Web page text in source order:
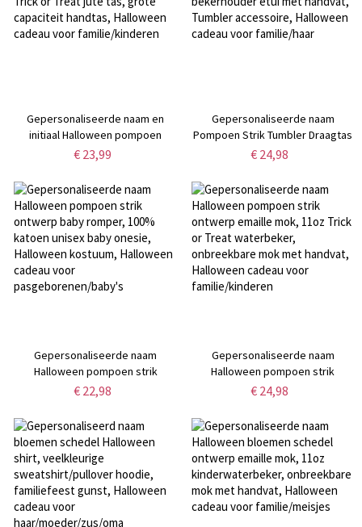
Gepersonaliseerde naam en
initiaal Halloween pompoen
vleermuis ontwerp tote bag,
capaciteit handtas, Halloween
cadeau voor familie/kinderen
€ 23,99
Gepersonaliseerde naam
Pompoen Strik Tumbler Draagtas
met etui, Halloween bekerhouder
accessoire, Halloween cadeau
voor familie/haar
€ 24,98
Gepersonaliseerde naam
Halloween pompoen strik
ontwerp baby romper, 100%
Halloween kostuum, Halloween
cadeau voor
pasgeborenen/baby's
€ 22,98
Gepersonaliseerde naam
Halloween pompoen strik
ontwerp emaille mok, 11oz Trick
onbreekbare mok met handvat,
Halloween cadeau voor
familie/kinderen
€ 24,98